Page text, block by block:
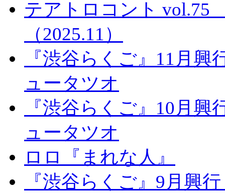
テアトロコント
（2025.11）
『渋谷らくご』11月
ュータツオ
『渋谷らくご』10月
ュータツオ
ロロ『まれな人』
『渋谷らくご』9月興